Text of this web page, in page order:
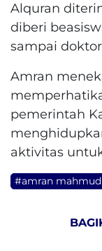
Alquran
diberi
sampai
Amran
pemerintah
aktivitas
#amran mahmud